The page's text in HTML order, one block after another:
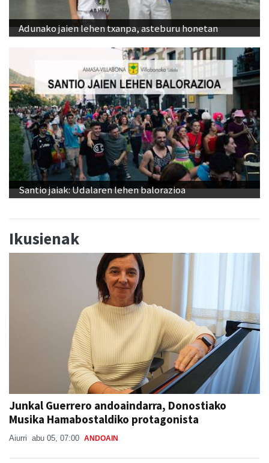
Adunako jaien lehen txanpa, asteburu honetan
Santio jaiak: Udalaren lehen balorazioa
Ikusienak
Junkal Guerrero andoaindarra, Donostiako
Musika Hamabostaldiko protagonista
Aiurri abu 05, 07:00 ANDOAIN